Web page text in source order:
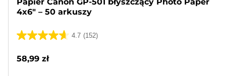
4x6" – 50 arkuszy
4.7 (152)
4.7
5
58,99 zł